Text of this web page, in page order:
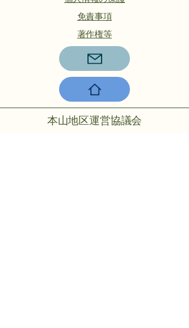
​免責事項
著作権等
本山地区運営協議会